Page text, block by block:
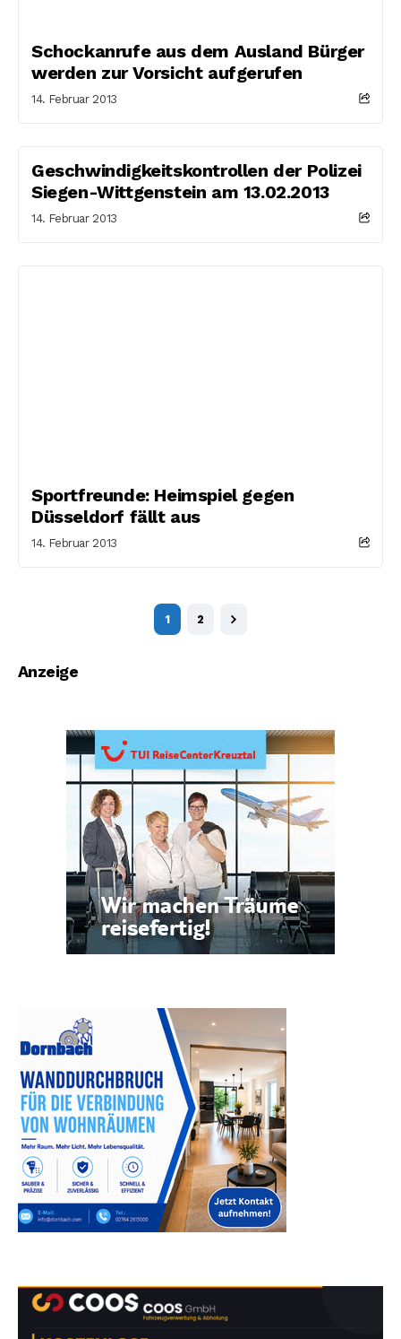
Schockanrufe aus dem Ausland Bürger
werden zur Vorsicht aufgerufen
14. Februar 2013
Geschwindigkeitskontrollen der Polizei
Siegen-Wittgenstein am 13.02.2013
14. Februar 2013
Sportfreunde: Heimspiel gegen
Düsseldorf fällt aus
14. Februar 2013
1 2
Anzeige